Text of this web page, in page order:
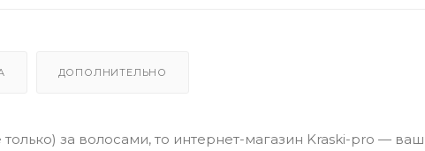
ДОПОЛНИТЕЛЬНО
за волосами, то интернет-магазин Kraski-pro — ваш